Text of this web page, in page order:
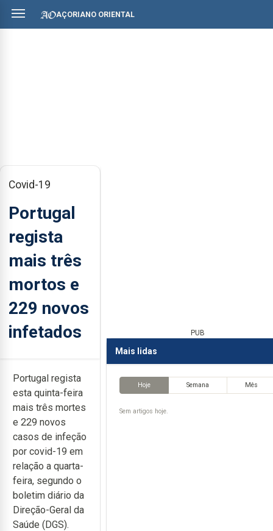
AÇORIANO ORIENTAL
Covid-19
Portugal
regista
mais três
mortos e
229 novos
infetados
Portugal regista
esta quinta-feira
mais três mortes
e 229 novos
casos de infeção
por covid-19 em
relação a quarta-
feira, segundo o
boletim diário da
Direção-Geral da
Saúde (DGS).
PUB
Mais lidas
Hoje Semana Mês
Sem artigos hoje.